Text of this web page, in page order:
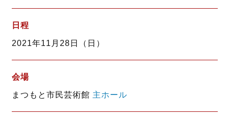
e
b
o
k
t
r
e
日程
2021年11月28日（日）
会場
まつもと市民芸術館 主ホール